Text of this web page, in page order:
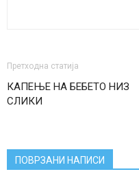
Претходна статија
КАПЕЊЕ НА БЕБЕТО НИЗ
СЛИКИ
ПОВРЗАНИ НАПИСИ